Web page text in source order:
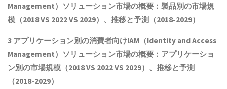
Management）ソリューション市場の概要：製品別の市場規
模（2018 VS 2022 VS 2029）、推移と予測（2018-2029）
3 アプリケーション別の消費者向けIAM（Identity and Access
Management）ソリューション市場の概要：アプリケーショ
ン別の市場規模（2018 VS 2022 VS 2029）、推移と予測
（2018-2029）